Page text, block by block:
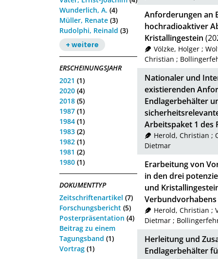
Wunderlich, A. (4)
Müller, Renate (3)
Rudolphi, Reinald (3)
+ weitere
ERSCHEINUNGSJAHR
2021 (1)
2020 (4)
2018 (5)
1987 (1)
1984 (1)
1983 (2)
1982 (1)
1981 (2)
1980 (1)
DOKUMENTTYP
Zeitschriftenartikel (7)
Forschungsbericht (5)
Posterpräsentation (4)
Beitrag zu einem
Tagungsband (1)
Vortrag (1)
Anforderungen an
hochradioaktiver
Kristallingestein
Völzke, Holger;
Christian ;
Nationaler und
existierenden
Endlagerbehälter
Arbeitspaket 1 des
Herold, Christian ;
Dietmar
Erarbeitung von
in den drei
und
Verbundvorhabens
Herold, Christian ;
Dietmar ;
Herleitung und
Endlagerbehälter